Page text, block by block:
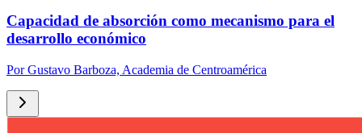
Capacidad de absorción como mecanismo para el
desarrollo económico
PorGustavo Barboza, Academia de Centroamérica